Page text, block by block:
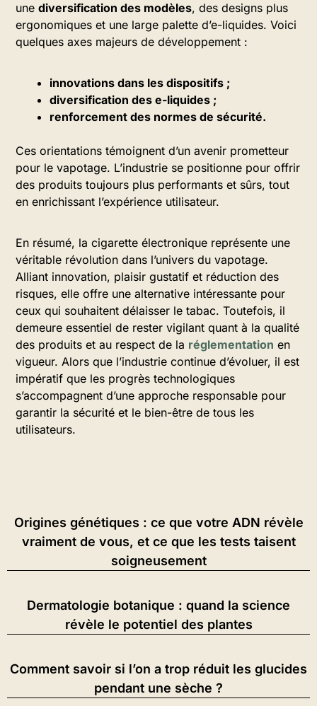
une diversification des modèles, des designs plus
ergonomiques et une large palette d’e-liquides. Voici
quelques axes majeurs de développement :
innovations dans les dispositifs ;
diversification des e-liquides ;
renforcement des normes de sécurité.
Ces orientations témoignent d’un avenir prometteur
pour le vapotage. L’industrie se positionne pour offrir
des produits toujours plus performants et sûrs, tout
en enrichissant l’expérience utilisateur.
En résumé, la cigarette électronique représente une
véritable révolution dans l’univers du vapotage.
Alliant innovation, plaisir gustatif et réduction des
risques, elle offre une alternative intéressante pour
ceux qui souhaitent délaisser le tabac. Toutefois, il
demeure essentiel de rester vigilant quant à la qualité
des produits et au respect de la réglementation en
vigueur. Alors que l’industrie continue d’évoluer, il est
impératif que les progrès technologiques
s’accompagnent d’une approche responsable pour
garantir la sécurité et le bien-être de tous les
utilisateurs.
Origines génétiques : ce que votre ADN révèle
vraiment de vous, et ce que les tests taisent
soigneusement
Dermatologie botanique : quand la science
révèle le potentiel des plantes
Comment savoir si l’on a trop réduit les glucides
pendant une sèche ?